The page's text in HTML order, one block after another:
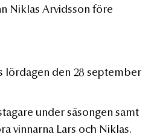
Niklas Arvidsson före
lördagen den 28 september
under säsongen samt
vinnarna Lars och Niklas.